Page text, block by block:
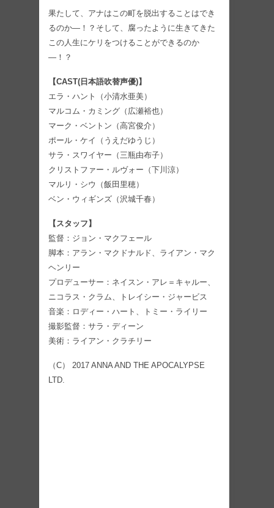
果たして、アナはこの町を脱出することはでき
るのか―！？そして、腐ったように生きてきた
この人生にケリをつけることができるのか
―！？
【CAST(日本語吹替声優)】
エラ・ハント（小清水亜美）
マルコム・カミング（広瀬裕也）
マーク・ベントン（高宮俊介）
ポール・ケイ（うえだゆうじ）
サラ・スワイヤー（三瓶由布子）
クリストファー・ルヴォー（下川涼）
マルリ・シウ（飯田里穂）
ベン・ウィギンズ（沢城千春）
【スタッフ】
監督：ジョン・マクフェール
脚本：アラン・マクドナルド、ライアン・マク
ヘンリー
プロデューサー：ネイスン・アレ＝キャルー、
ニコラス・クラム、トレイシー・ジャービス
音楽：ロディー・ハート、トミー・ライリー
撮影監督：サラ・ディーン
美術：ライアン・クラチリー
（C） 2017 ANNA AND THE APOCALYPSE
LTD.